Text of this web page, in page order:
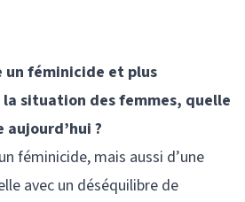
féminicide et plus
situation des femmes, quelle
?
féminicide, mais aussi d’une
avec un déséquilibre de